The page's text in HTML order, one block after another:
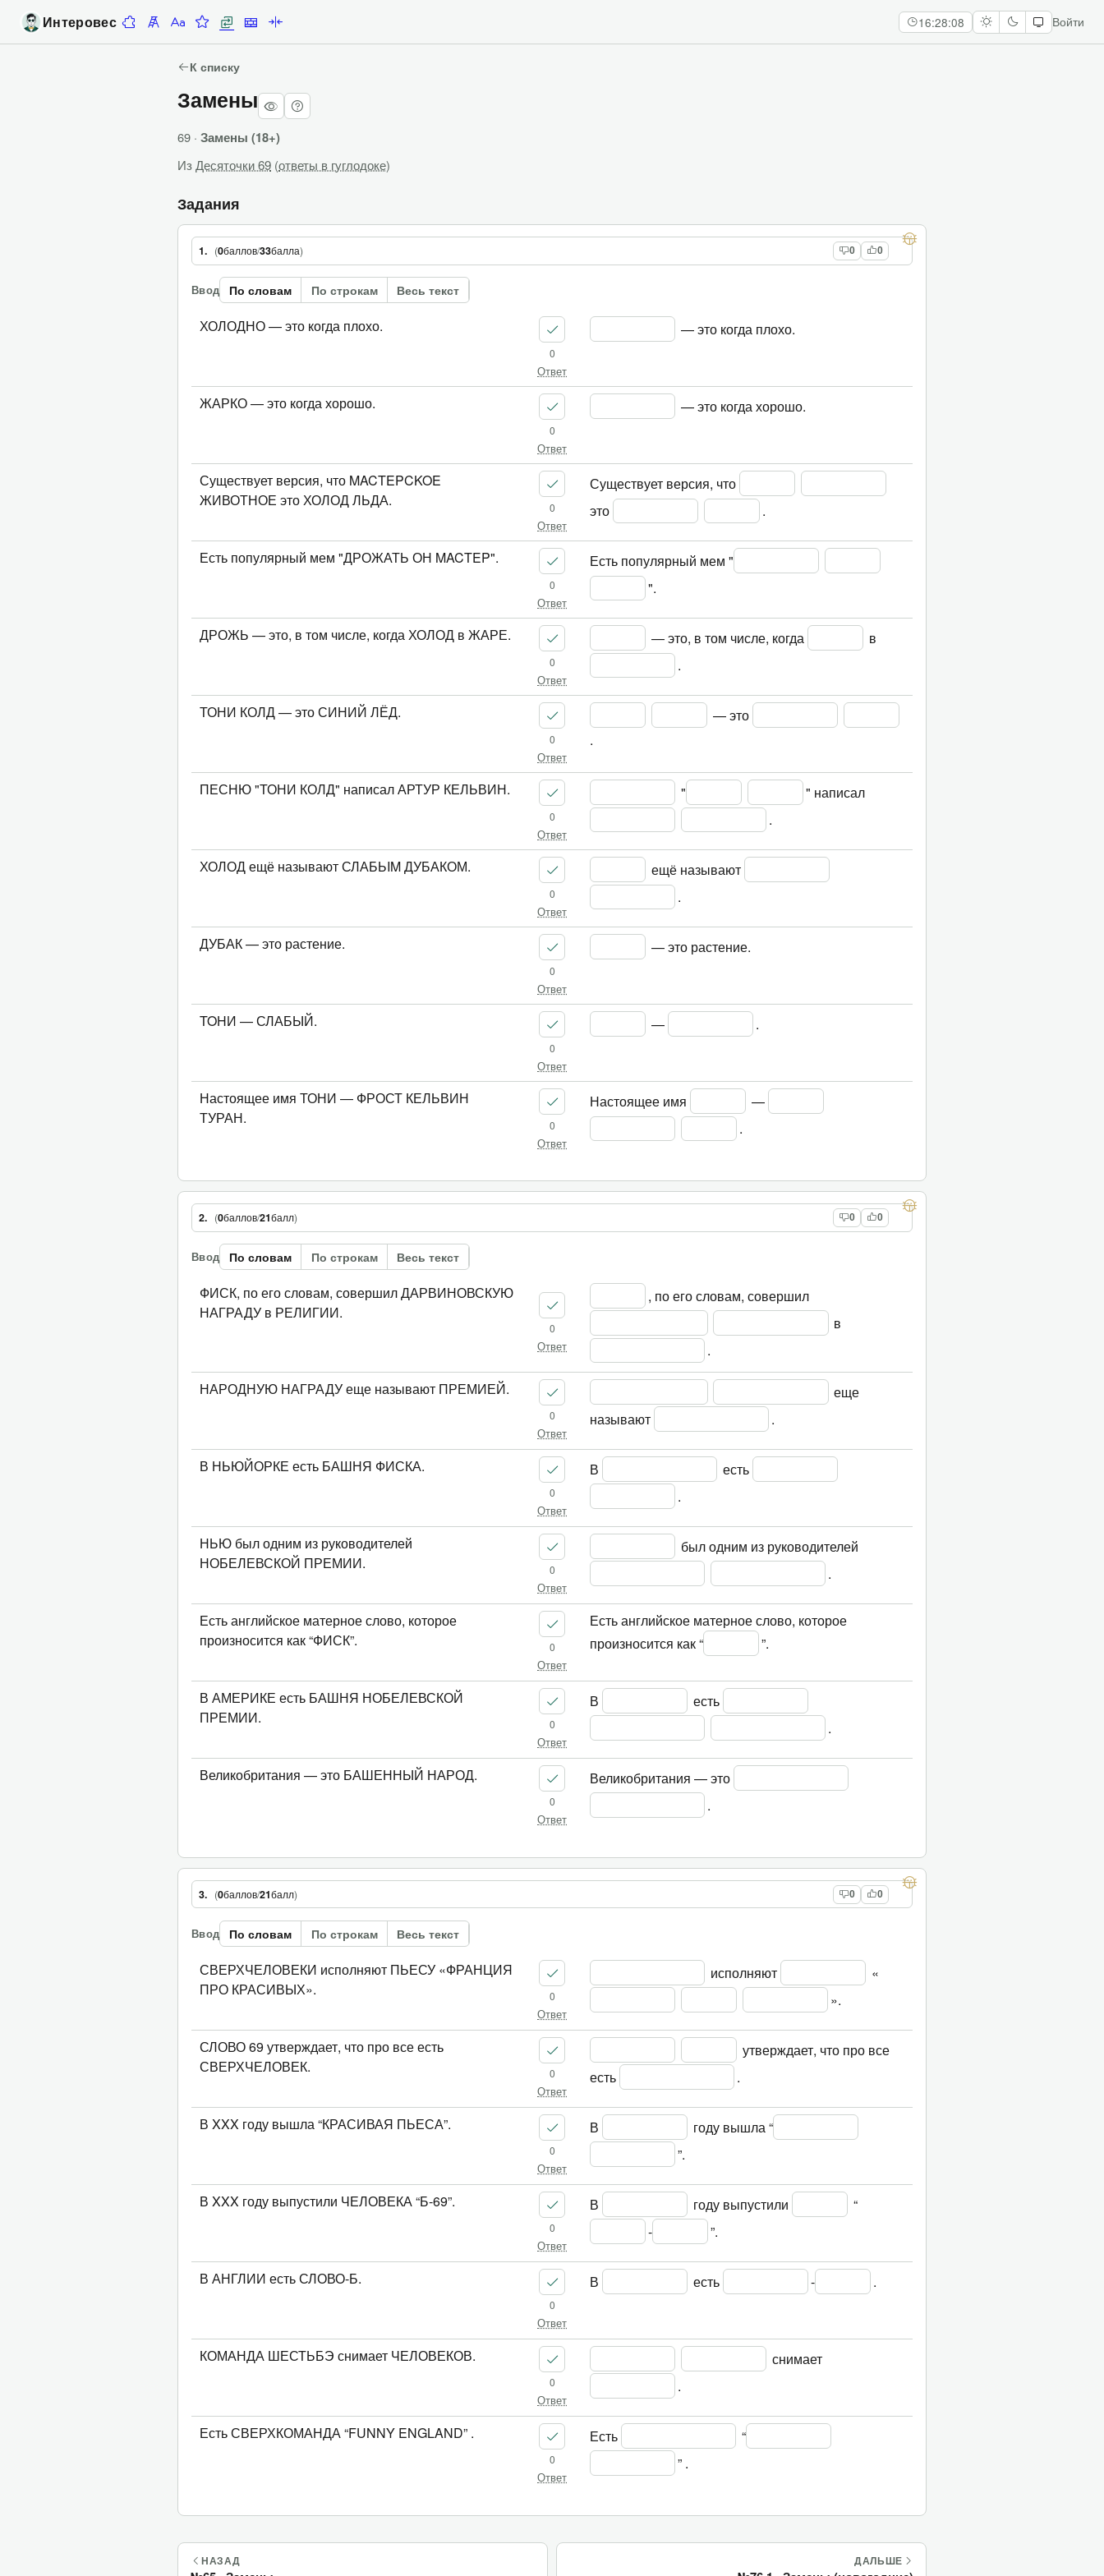
Интеровес Десяточки
ЛесенкаАлфавитка
Задание недели
ЗаменыСтеныПалиндромы 16:28:08 Войти
К списку
Замены
69 · Замены (18+)
ИзДесяточки 69 (ответы в гуглодоке)
Задания
1. (0баллов/33балла) 0 0
Ввод По словам По строкам Весь текст
ХОЛОДНО — это когда плохо.
0
Ответ
— это когда плохо.
ЖАРКО — это когда хорошо.
0
Ответ
— это когда хорошо.
Существует версия, что MACTEPCKOE
ЖИВОТНОЕ это ХОЛОД ЛЬДА.
0
Ответ
Существует версия, что
это
.
Есть популярный мем "ДРОЖАТЬ ОН MACTEP".
0
Ответ
Есть популярный мем "
".
ДРОЖЬ — это, в том числе, когда ХОЛОД в ЖАРЕ.
0
Ответ
— это, в том числе, когда
в
.
ТОНИ КОЛД — это СИНИЙ ЛЁД.
0
Ответ
— это
.
ПЕСНЮ "ТОНИ КОЛД" написал АРТУР КЕЛЬВИН.
0
Ответ
"
" написал
.
ХОЛОД ещё называют СЛАБЬIM ДУБАКОМ.
0
Ответ
ещё называют
.
ДУБАК — это растение.
0
Ответ
— это растение.
TOHИ — СЛАБЫЙ.
0
Ответ
— .
Настоящее имя ТОНИ — ФРОСТ КЕЛЬВИН
ТУРАН.
0
Ответ
Настоящее имя
—
.
2. (0баллов/21балл) 0 0
Ввод По словам По строкам Весь текст
ФИСК, по его словам, совершил ДАРВИНОВСКУЮ
НАГРАДУ в РЕЛИГИИ.
0
Ответ
, по его словам, совершил
в
.
НАРОДНУЮ НАГРАДУ еще называют ПРЕМИЕЙ.
0
Ответ
еще
называют
.
В НЬЮЙОРКЕ есть БАШНЯ ФИСКА.
0
Ответ
В
есть
.
НЬЮ был одним из руководителей
НОБЕЛЕВСКОЙ ПРЕМИИ.
0
Ответ
был одним из руководителей
.
Есть английское матерное слово, которое
произносится как “ФИСК”.
0
Ответ
Есть английское матерное слово, которое
произносится как “
”.
В АМЕРИКЕ есть БАШНЯ НОБЕЛЕВСКОЙ
ПРЕМИИ.
0
Ответ
В
есть
.
Великобритания — это БАШЕННЫЙ НАРОД.
0
Ответ
Великобритания — это
.
3. (0баллов/21балл) 0 0
Ввод По словам По строкам Весь текст
СВЕРХЧЕЛОВЕКИ исполняют ПЬЕСУ «ФРАНЦИЯ
ПРО КРАСИВЫХ».
0
Ответ
исполняют
«
».
СЛОВО 69 утверждает, что про все есть
СВЕРХЧЕЛОВЕК.
0
Ответ
утверждает, что про все
есть
.
В XXX году вышла “КРАСИВАЯ ПЬЕСА”.
0
Ответ
В
году вышла “
”.
В XXX году выпустили ЧЕЛОВЕКА “Б-69”.
0
Ответ
В году выпустили
“
-
”.
В АНГЛИИ есть СЛОВО-Б.
0
Ответ
В есть - .
КОМАНДА ШЕСТЬБЭ снимает ЧЕЛОВЕКОВ.
0
Ответ
снимает
.
Есть СВЕРХКОМАНДА “FUNNY ENGLAND” .
0
Ответ
Есть
“
” .
НАЗАД ДАЛЬШЕ